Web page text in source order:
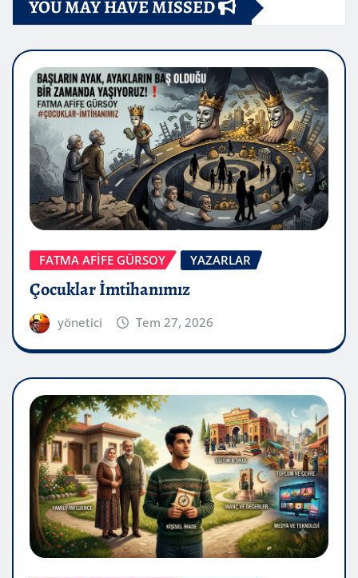
YOU MAY HAVE MISSED
FATMA AFİFE GÜRSOY YAZARLAR
Çocuklar İmtihanımız
yönetici Tem 27, 2026